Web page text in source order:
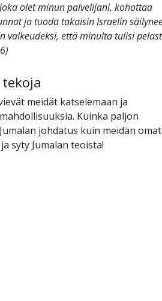
olet minun palvelijani, kohottaa
ja tuoda takaisin Israelin
valkeudeksi, että minulta tulisi
meidät katselemaan ja
Kuinka paljon
johdatus kuin meidän omat
syty Jumalan teoista!